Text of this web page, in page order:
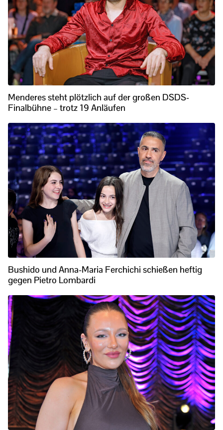
Menderes steht plötzlich auf der großen DSDS-
Finalbühne – trotz 19 Anläufen
Bushido und Anna-Maria Ferchichi schießen heftig
gegen Pietro Lombardi